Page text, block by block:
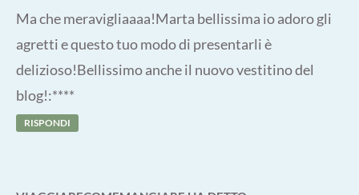
Ma che meravigliaaaa!Marta bellissima io adoro gli
agretti e questo tuo modo di presentarli è
delizioso!Bellissimo anche il nuovo vestitino del
blog!:****
RISPONDI